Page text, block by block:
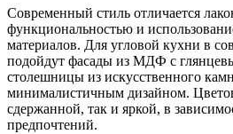
Современный стиль отличается
функциональностью и
материалов. Для угловой кухни в
подойдут фасады из МДФ с
столешницы из искусственного
минималистичным дизайном.
сдержанной, так и яркой, в
предпочтений.